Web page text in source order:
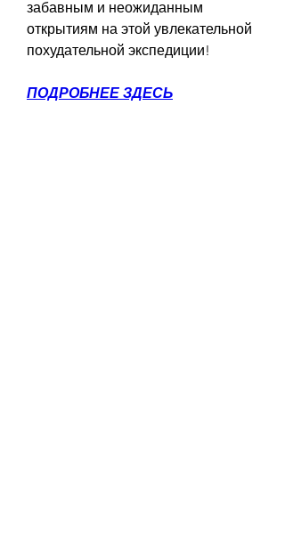
забавным и неожиданным
открытиям на этой увлекательной
похудательной экспедиции!
ПОДРОБНЕЕ ЗДЕСЬ